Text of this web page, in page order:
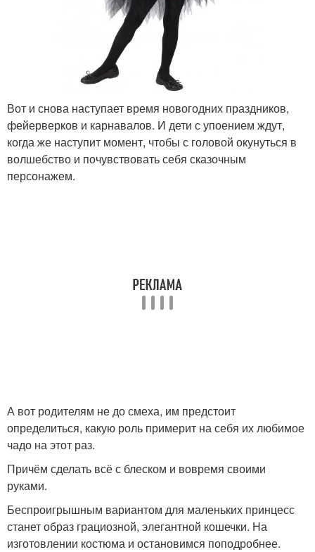
Вот и снова наступает время новогодних праздников,
фейерверков и карнавалов. И дети с упоением ждут,
когда же наступит момент, чтобы с головой окунуться в
волшебство и почувствовать себя сказочным
персонажем.
А вот родителям не до смеха, им предстоит
определиться, какую роль примерит на себя их любимое
чадо на этот раз.
Причём сделать всё с блеском и вовремя своими
руками.
Беспроигрышным вариантом для маленьких принцесс
станет образ грациозной, элегантной кошечки. На
изготовлении костюма и остановимся поподробнее.